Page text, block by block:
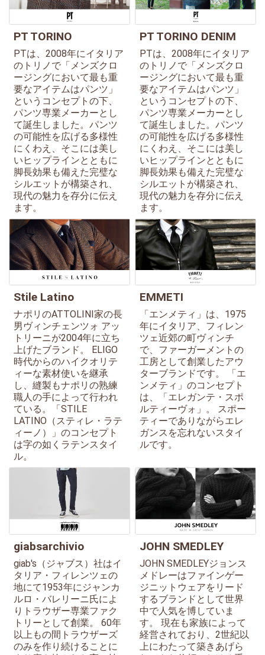
PT TORINO
PTは、2008年にイタリア
のトリノで「メンズクロ
ージングにおいて最も重
要なアイテムはパンツ」
というコンセプトの下、
パンツ専業メーカーとし
て誕生しました。パンツ
の可能性を広げる多様性
にくわえ、そこには美し
いヒップラインとともに
脚長効果も備えた完璧な
シルエットが構築され、
現代の魅力を存分に伝え
ます。
PT TORINO DENIM
PTは、2008年にイタリア
のトリノで「メンズクロ
ージングにおいて最も重
要なアイテムはパンツ」
というコンセプトの下、
パンツ専業メーカーとし
て誕生しました。パンツ
の可能性を広げる多様性
にくわえ、そこには美し
いヒップラインとともに
脚長効果も備えた完璧な
シルエットが構築され、
現代の魅力を存分に伝え
ます。
Stile Latino
ナポリのATTOLINI家の長
男ヴィンチェンツォ アッ
トリーニが2004年に立ち
上げたブランド。 ELIGO
時代からのハイクオリテ
ィーな素材使いを継承
し、縫製もナポリの熟練
職人の手によって行われ
ている。「STILE
LATINO（スティレ・ラテ
ィーノ）」のコンセプト
は字の如くラテンスタイ
ル。
EMMETI
「エンメティ」は、1975
年にイタリア、フィレン
ツェ近郊の町ヴィンチ
で、ファーガーメントの
工房として創業したアウ
ターブランドです。 「エ
ンメティ」のコンセプト
は、「エレガンテ・スポ
ルティーヴォ」。 スポー
ティーでありながらエレ
ガンスを忘れないスタイ
ルです。
giabsarchivio
giab's（ジャブス）社はイ
タリア・フィレンツェの
地にて1953年にジャンカ
ルロ・バレリーニ氏によ
りトラウザー専業ファク
トリーとして創業。 60年
以上もの間トラウザーズ
のみを作り続けることに
JOHN SMEDLEY
JOHN SMEDLEYジョンス
メドレーはファインゲー
ジニットウェアをリード
するブランドとして世界
中で人気を博していま
す。 現在も家族によって
経営されており、2世紀以
上にわたって築きあげら